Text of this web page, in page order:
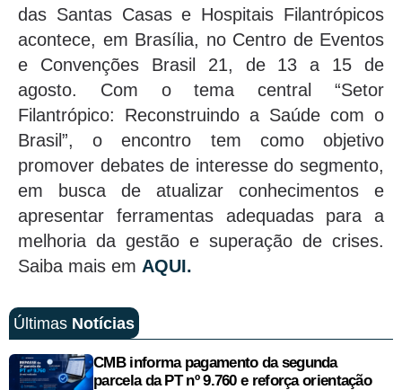
das Santas Casas e Hospitais Filantrópicos
acontece, em Brasília, no Centro de Eventos
e Convenções Brasil 21, de 13 a 15 de
agosto. Com o tema central “Setor
Filantrópico: Reconstruindo a Saúde com o
Brasil”, o encontro tem como objetivo
promover debates de interesse do segmento,
em busca de atualizar conhecimentos e
apresentar ferramentas adequadas para a
melhoria da gestão e superação de crises.
Saiba mais em AQUI.
Últimas Notícias
CMB informa pagamento da segunda
parcela da PT nº 9.760 e reforça orientação